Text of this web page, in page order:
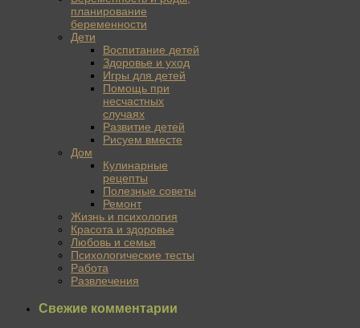
планирование
беременности
Дети
Воспитание детей
Здоровье и уход
Игры для детей
Помощь при
несчастных
случаях
Развитие детей
Рисуем вместе
Дом
Кулинарные
рецепты
Полезные советы
Ремонт
Жизнь и психология
Красота и здоровье
Любовь и семья
Психологические тесты
Работа
Развлечения
Свежие комментарии